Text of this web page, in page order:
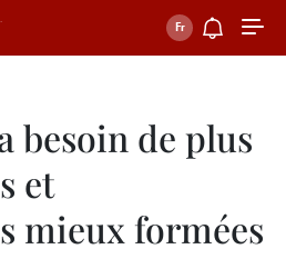
besoin de plus
et
mieux formées